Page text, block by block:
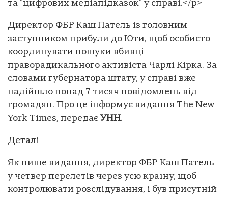
та "цифрових медіапідказок" у справі.</p>
Директор ФБР Каш Патель із головним
заступником прибули до Юти, щоб особисто
координувати пошуки вбивці
праворадикального активіста Чарлі Кірка. За
словами губернатора штату, у справі вже
надійшло понад 7 тисяч повідомлень від
громадян. Про це інформує видання The New
York Times, передає УНН.
Деталі
Як пише видання, директор ФБР Каш Патель
у четвер перелетів через усю країну, щоб
контролювати розслідування, і був присутній